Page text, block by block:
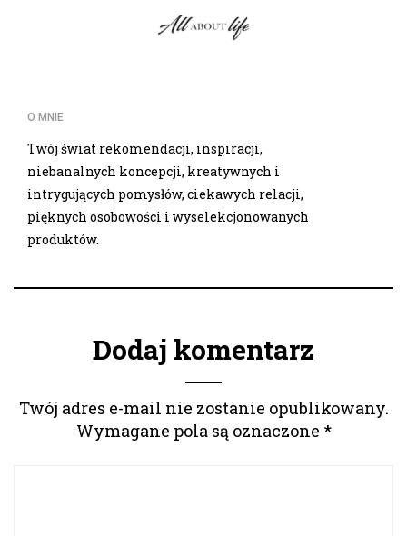
O MNIE
Twój świat rekomendacji, inspiracji,
niebanalnych koncepcji, kreatywnych i
intrygujących pomysłów, ciekawych relacji,
pięknych osobowości i wyselekcjonowanych
produktów.
Dodaj komentarz
Twój adres e-mail nie zostanie opublikowany.
Wymagane pola są oznaczone *